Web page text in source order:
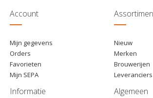
€ 89,50
Account
Mijn gegevens
Orders
Favorieten
Mijn SEPA
Nieuw
Merken
Brouwerijen
Leveranciers
Informatie Algemeen